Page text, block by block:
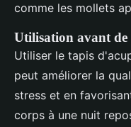
comme les mollets
Utilisation avant de
Utiliser le tapis
peut améliorer la
stress et en
corps à une nuit